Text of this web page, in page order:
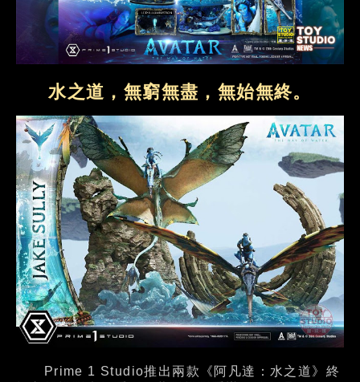
水之道，無窮無盡，無始無終。
Prime 1 Studio推出兩款《阿凡達：水之道》終